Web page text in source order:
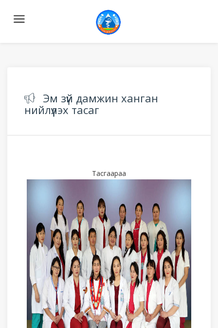
Эм зүй дамжин ханган
нийлүүлэх тасаг
Тасгаараа